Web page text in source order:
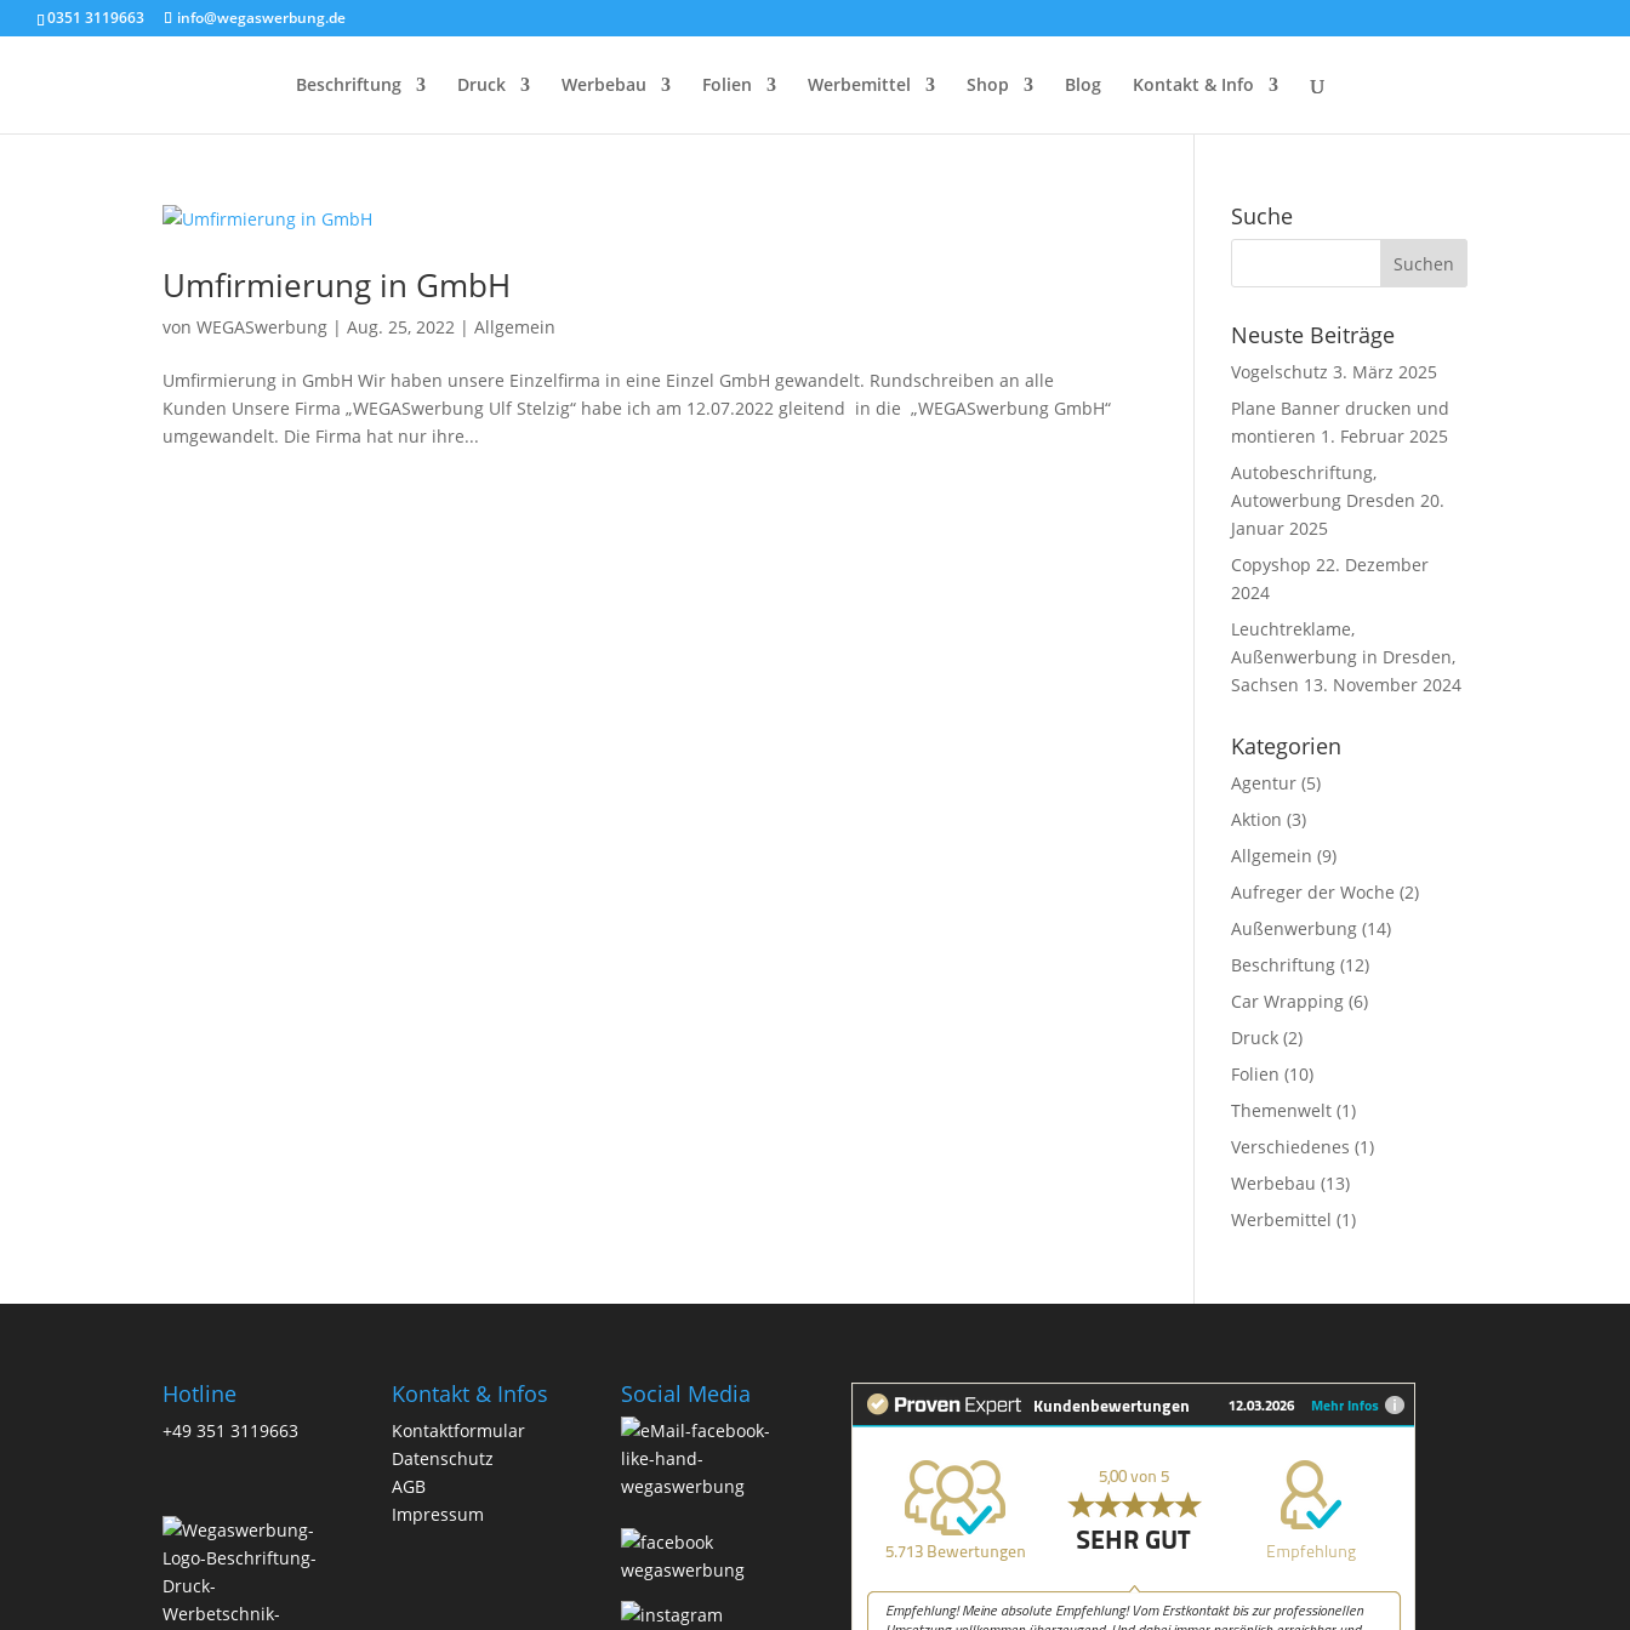
0351 3119663 info@wegaswerbung.de
Beschriftung Druck Werbebau Folien Werbemittel Shop Blog Kontakt & Info
Umfirmierung in GmbH
vonWEGASwerbung |Aug. 25, 2022 |Allgemein
Umfirmierung in GmbH Wir haben unsere Einzelfirma in eine Einzel GmbH gewandelt. Rundschreiben an alle
Kunden Unsere Firma „WEGASwerbung Ulf Stelzig“ habe ich am 12.07.2022 gleitend in die „WEGASwerbung GmbH“
umgewandelt. Die Firma hat nur ihre...
Suche
Neuste Beiträge
Vogelschutz 3. März 2025
Plane Banner drucken und
montieren 1. Februar 2025
Autobeschriftung,
Autowerbung Dresden 20.
Januar 2025
Copyshop 22. Dezember
2024
Leuchtreklame,
Außenwerbung in Dresden,
Sachsen 13. November 2024
Kategorien
Agentur (5)
Aktion (3)
Allgemein (9)
Aufreger der Woche (2)
Außenwerbung (14)
Beschriftung (12)
Car Wrapping (6)
Druck (2)
Folien (10)
Themenwelt (1)
Verschiedenes (1)
Werbebau (13)
Werbemittel (1)
Hotline
+49 351 3119663
Kontakt & Infos
Kontaktformular
Datenschutz
AGB
Impressum
Social Media